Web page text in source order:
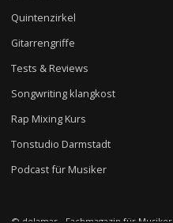
Quintenzirkel
Gitarrengriffe
Tests & Reviews
Songwriting klangkost
Rap Mixing Kurs
Tonstudio Darmstadt
Podcast für Musiker